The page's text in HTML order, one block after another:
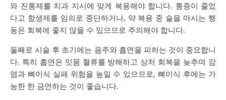
와 진통제를 치과 지시에 맞게 복용해야 합니다. 통증이 줄었
다고 항생제를 임의로 중단하거나, 약 복용 중 술을 마시는 행
동은 회복에 좋지 않을 수 있으므로 주의해야 합니다.
둘째로 시술 후 초기에는 음주와 흡연을 피하는 것이 중요합니
다. 특히 흡연은 잇몸 혈류를 방해하고 상처 회복을 늦추며 감
염과 뼈이식 실패 위험을 높일 수 있으므로, 뼈이식 후에는 가
능한 한 금연하는 것이 좋습니다.